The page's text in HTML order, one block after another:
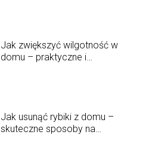
Jak zwiększyć wilgotność w
domu – praktyczne i
Jak usunąć rybiki z domu –
skuteczne sposoby na